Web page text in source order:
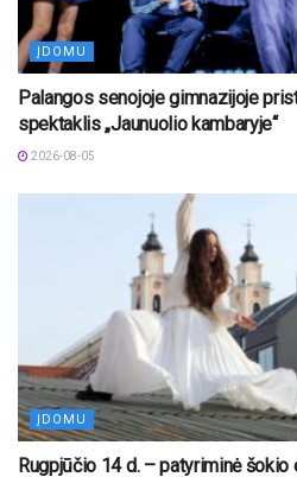
ĮDOMU
Palangos senojoje gimnazijoje
spektaklis „Jaunuolio kambaryje“
2026-08-05
ĮDOMU
Rugpjūčio 14 d. – patyriminė šokio